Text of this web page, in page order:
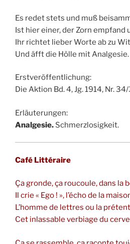
Es redet stets und muß
Ist hier einer, der Zorn empfand
Ihr richtet lieber Worte ab zu
Und äfft die Hölle mit Analgesie.
Erstveröffentlichung:
Die Aktion Bd. 4, Jg. 1914, Nr.
Erläuterungen:
Analgesie. Schmerzlosigkeit.
Café Littéraire
Ça gronde, ça roucoule, dans la
Il crie « Ego ! », l’écho de la
L’homme de lettres ou la
Cet inlassable verbiage du